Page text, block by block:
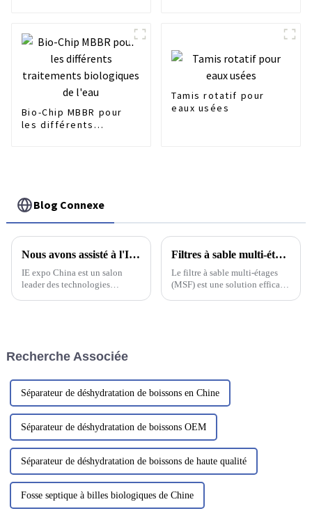
Bio-Chip MBBR pour
les différents
Tamis rotatif pour
eaux usées
Blog Connexe
Nous avons assisté à l'IE EXPO à Shanghai
IE expo China est un salon
leader des technologies
salon...
Filtres à sable multi-étages : adaptés à différents traitements des eaux usées industrielles
Le filtre à sable multi-étages
(MSF) est une solution efficace
Recherche Associée
Séparateur de déshydratation de boissons en Chine
Séparateur de déshydratation de boissons OEM
Séparateur de déshydratation de boissons de haute qualité
Fosse septique à billes biologiques de Chine